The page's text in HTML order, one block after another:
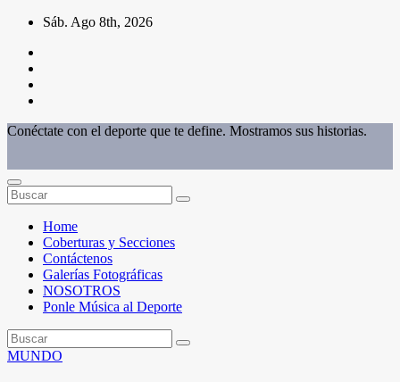
Saltar
contenido
Sáb. Ago 8th, 2026
Conéctate con el deporte que te define. Mostramos sus historias.
Home
Coberturas y Secciones
Contáctenos
Galerías Fotográficas
NOSOTROS
Ponle Música al Deporte
MUNDO